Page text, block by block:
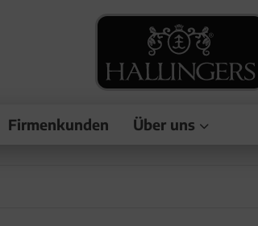
Firmenkunden Über uns